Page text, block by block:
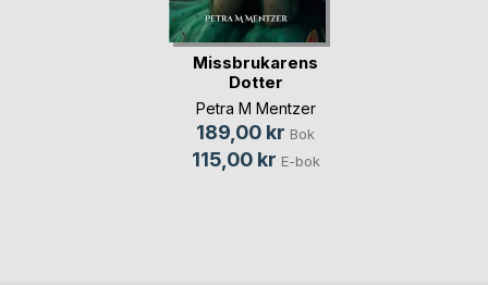
Missbrukarens
Dotter
Petra M Mentzer
189,00 kr Bok
115,00 kr E-bok